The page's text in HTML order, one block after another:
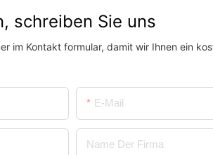
schreiben Sie uns
im Kontakt formular, damit wir Ihnen ein
E-Mail
Name Der Firma